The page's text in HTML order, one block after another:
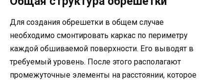
Для создания обрешетки в общем случае
необходимо смонтировать каркас по периметру
каждой обшиваемой поверхности. Его выводят в
требуемый уровень. После этого располагают
промежуточные элементы на расстоянии, которое